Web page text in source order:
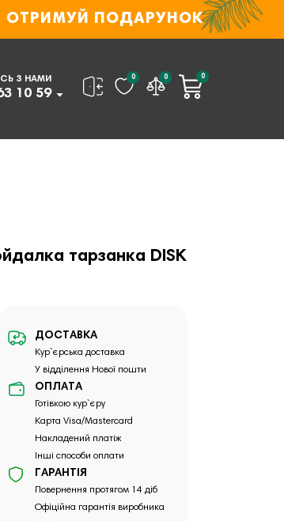
ОТРИМУЙ ПОДАРУНОК
З НАМИ
10 59
0 0 0
тарзанка DISK
ДОСТАВКА
Кур`єрська доставка
У відділення Нової пошти
ОПЛАТА
Готівкою кур`єру
Карта Visa/Mastercard
Накладений платіж
Інші способи оплати
ГАРАНТІЯ
Повернення протягом 14 діб
Офіційна гарантія виробника